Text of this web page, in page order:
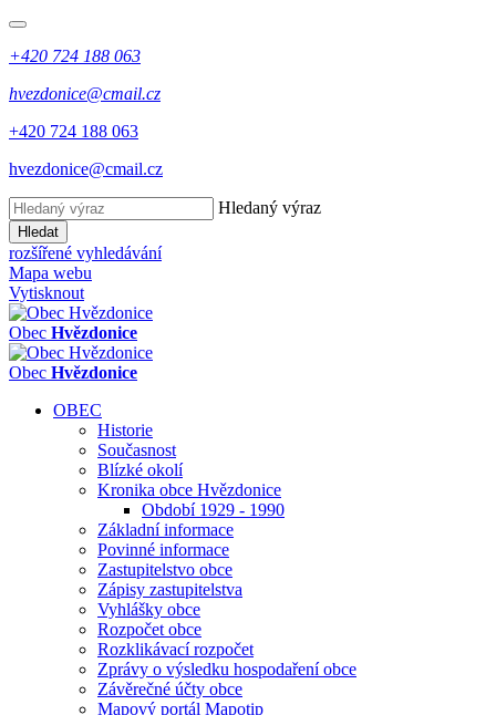
+420 724 188 063
hvezdonice@cmail.cz
+420 724 188 063
hvezdonice@cmail.cz
Hledaný výraz
Hledat
rozšířené vyhledávání
Mapa webu
Vytisknout
Obec Hvězdonice
Obec Hvězdonice
OBEC
Historie
Současnost
Blízké okolí
Kronika obce Hvězdonice
Období 1929 - 1990
Základní informace
Povinné informace
Zastupitelstvo obce
Zápisy zastupitelstva
Vyhlášky obce
Rozpočet obce
Rozklikávací rozpočet
Zprávy o výsledku hospodaření obce
Závěrečné účty obce
Mapový portál Mapotip